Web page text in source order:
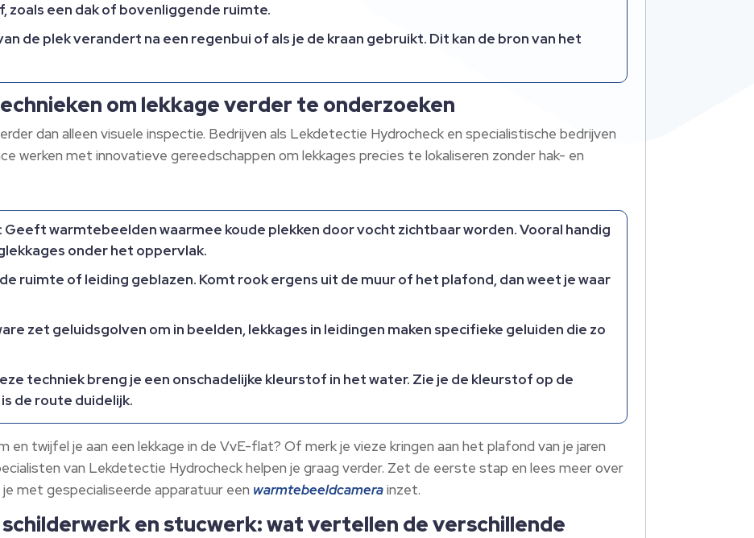
zoals een dak of bovenliggende ruimte.
de plek verandert na een regenbui of als je de kraan gebruikt. Dit kan de bron van het
om lekkage verder te onderzoeken
dan alleen visuele inspectie. Bedrijven als Lekdetectie Hydrocheck en specialistische bedrijven
werken met innovatieve gereedschappen om lekkages precies te lokaliseren zonder hak- en
warmtebeelden waarmee koude plekken door vocht zichtbaar worden. Vooral handig
onder het oppervlak.
ruimte of leiding geblazen. Komt rook ergens uit de muur of het plafond, dan weet je waar
zet geluidsgolven om in beelden, lekkages in leidingen maken specifieke geluiden die zo
techniek breng je een onschadelijke kleurstof in het water. Zie je de kleurstof op de
de route duidelijk.
en twijfel je aan een lekkage in de VvE-flat? Of merk je vieze kringen aan het plafond van je jaren
van Lekdetectie Hydrocheck helpen je graag verder. Zet de eerste stap en lees meer over
met gespecialiseerde apparatuur een warmtebeeldcamerainzet.
en stucwerk: wat vertellen de verschillende